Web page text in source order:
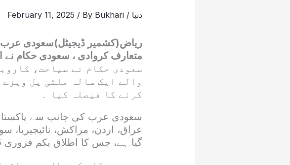
دنیا /
February 11, 2025 / By Bukhari
متعارف کروادی ، سعودی حکام
سعودی حکام نے سیاحت،
والے ایک سالہ ملٹی پل
کرنے کا فیصلہ کیا ۔
سعودی عرب کی جانب سے پاکستان،
عراق، اردن، مراکش، نائیجیریا،
گیا ہے، جس کا اطلاق یکم فروری 2025 سے ہوگیا۔